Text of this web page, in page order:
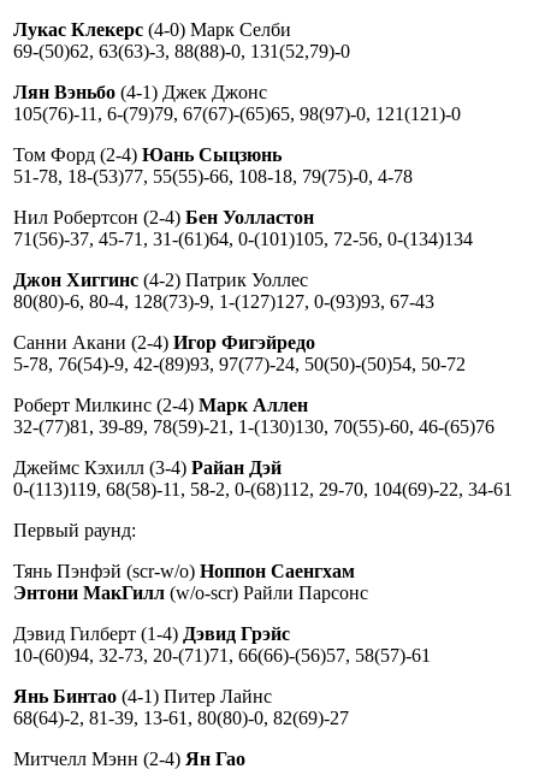
Лукас Клекерс (4-0) Марк Селби
69-(50)62, 63(63)-3, 88(88)-0, 131(52,79)-0
Лян Вэньбо (4-1) Джек Джонс
105(76)-11, 6-(79)79, 67(67)-(65)65, 98(97)-0, 121(121)-0
Том Форд (2-4) Юань Сыцзюнь
51-78, 18-(53)77, 55(55)-66, 108-18, 79(75)-0, 4-78
Нил Робертсон (2-4) Бен Уолластон
71(56)-37, 45-71, 31-(61)64, 0-(101)105, 72-56, 0-(134)134
Джон Хиггинс (4-2) Патрик Уоллес
80(80)-6, 80-4, 128(73)-9, 1-(127)127, 0-(93)93, 67-43
Санни Акани (2-4) Игор Фигэйредо
5-78, 76(54)-9, 42-(89)93, 97(77)-24, 50(50)-(50)54, 50-72
Роберт Милкинс (2-4) Марк Аллен
32-(77)81, 39-89, 78(59)-21, 1-(130)130, 70(55)-60, 46-(65)76
Джеймс Кэхилл (3-4) Райан Дэй
0-(113)119, 68(58)-11, 58-2, 0-(68)112, 29-70, 104(69)-22, 34-61
Первый раунд:
Тянь Пэнфэй (scr-w/o) Ноппон Саенгхам
Энтони МакГилл (w/o-scr) Райли Парсонс
Дэвид Гилберт (1-4) Дэвид Грэйс
10-(60)94, 32-73, 20-(71)71, 66(66)-(56)57, 58(57)-61
Янь Бинтао (4-1) Питер Лайнс
68(64)-2, 81-39, 13-61, 80(80)-0, 82(69)-27
Митчелл Мэнн (2-4) Ян Гао